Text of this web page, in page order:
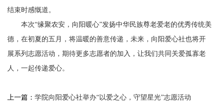
结束时感慨道。
本次“缘聚农安，向阳暖心”发扬中华民族尊老爱老的优秀传统美
德，在初夏的五月，将温暖的善意传递，未来，向阳爱心社也将开
展系列志愿活动，期待更多志愿者的加入，让我们共同关爱孤寡老
人，一起传递爱心。
上一篇： 学院向阳爱心社举办“以爱之心，守望星光”志愿活动